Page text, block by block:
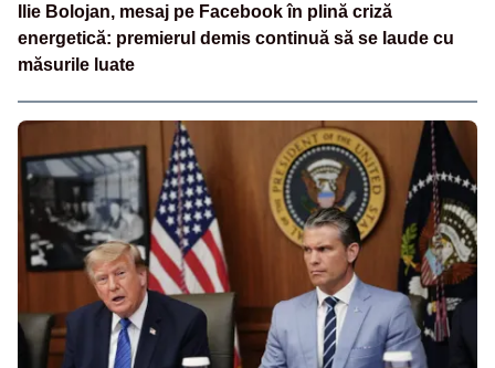
Ilie Bolojan, mesaj pe Facebook în plină criză
energetică: premierul demis continuă să se laude cu
măsurile luate